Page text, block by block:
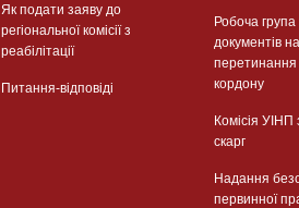
Як подати заяву до
регіональної комісії з
реабілітації
Питання-відповіді
Робоча група
документів
кордону
Комісія УІНП
скарг
Надання
первинної